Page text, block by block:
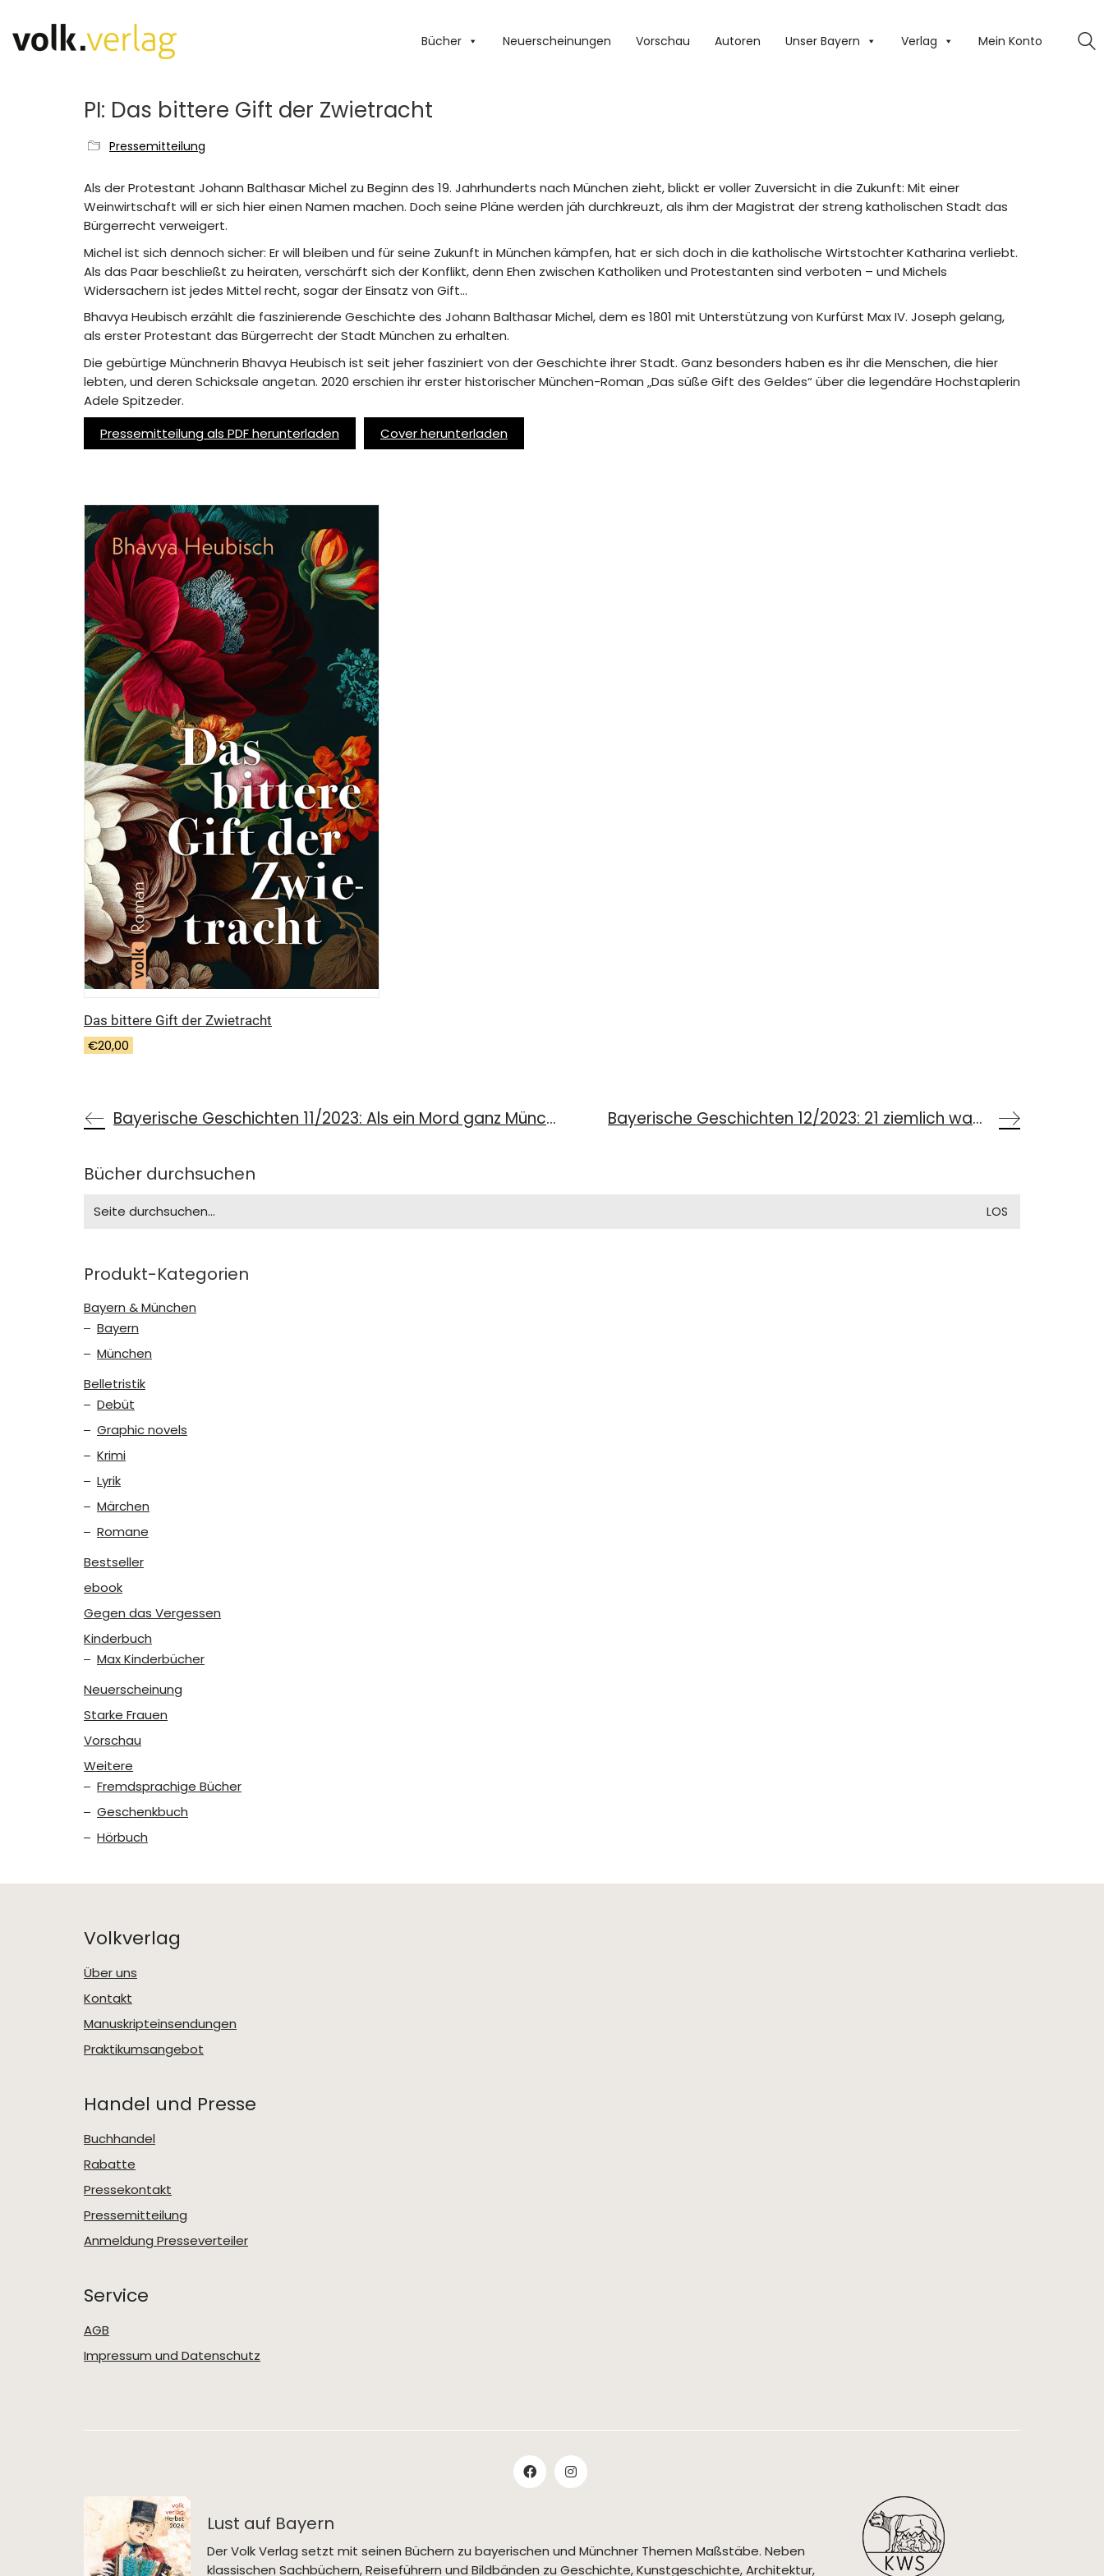
Bücher Neuerscheinungen Vorschau Autoren Unser Bayern Verlag Mein Konto
PI: Das bittere Gift der Zwietracht
Pressemitteilung
Als der Protestant Johann Balthasar Michel zu Beginn des 19. Jahrhunderts nach München zieht, blickt er voller Zuversicht in die Zukunft: Mit einer
Weinwirtschaft will er sich hier einen Namen machen. Doch seine Pläne werden jäh durchkreuzt, als ihm der Magistrat der streng katholischen Stadt das
Bürgerrecht verweigert.
Michel ist sich dennoch sicher: Er will bleiben und für seine Zukunft in München kämpfen, hat er sich doch in die katholische Wirtstochter Katharina verliebt.
Als das Paar beschließt zu heiraten, verschärft sich der Konflikt, denn Ehen zwischen Katholiken und Protestanten sind verboten – und Michels
Widersachern ist jedes Mittel recht, sogar der Einsatz von Gift…
Bhavya Heubisch erzählt die faszinierende Geschichte des Johann Balthasar Michel, dem es 1801 mit Unterstützung von Kurfürst Max IV. Joseph gelang,
als erster Protestant das Bürgerrecht der Stadt München zu erhalten.
Die gebürtige Münchnerin Bhavya Heubisch ist seit jeher fasziniert von der Geschichte ihrer Stadt. Ganz besonders haben es ihr die Menschen, die hier
lebten, und deren Schicksale angetan. 2020 erschien ihr erster historischer München-Roman „Das süße Gift des Geldes“ über die legendäre Hochstaplerin
Adele Spitzeder.
Pressemitteilung als PDF herunterladen
Cover herunterladen
Das bittere Gift der Zwietracht
€20,00
Bayerische Geschichten 11/2023: Als ein Mord ganz München erschütterte Bayerische Geschichten 12/2023: 21 ziemlich wahre Erzählungen
Bücher durchsuchen
for:
Produkt-Kategorien
Bayern & München
Bayern
München
Belletristik
Debüt
Graphic novels
Krimi
Lyrik
Märchen
Romane
Bestseller
ebook
Gegen das Vergessen
Kinderbuch
Max Kinderbücher
Neuerscheinung
Starke Frauen
Vorschau
Weitere
Fremdsprachige Bücher
Geschenkbuch
Hörbuch
Volkverlag
Über uns
Kontakt
Manuskripteinsendungen
Praktikumsangebot
Handel und Presse
Buchhandel
Rabatte
Pressekontakt
Pressemitteilung
Anmeldung Presseverteiler
Service
AGB
Impressum und Datenschutz
Lust auf Bayern
Der Volk Verlag setzt mit seinen Büchern zu bayerischen und Münchner Themen Maßstäbe. Neben
klassischen Sachbüchern, Reiseführern und Bildbänden zu Geschichte, Kunstgeschichte, Architektur,